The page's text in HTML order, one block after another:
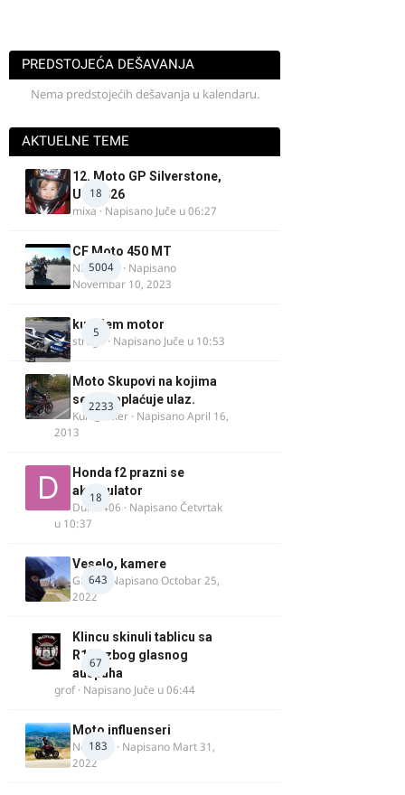
PREDSTOJEĆA DEŠAVANJA
Nema predstojećih dešavanja u kalendaru.
AKTUELNE TEME
18
12. Moto GP Silverstone,
UK, 2026
mixa · Napisano Juče u 06:27
5004
CF Moto 450 MT
NIKOLA 1
· Napisano
Novembar 10, 2023
5
kupujem motor
strugo · Napisano Juče u 10:53
2233
Moto Skupovi na kojima
se ne naplaćuje ulaz.
Kum_Mixer · NapisanoApril 16,
2013
18
Honda f2 prazni se
akomulator
Dule1406 · NapisanoČetvrtak
u 10:37
643
Veselo, kamere
GR 46· NapisanoOctobar 25,
2022
67
Klincu skinuli tablicu sa
R125 zbog glasnog
auspuha
grof· Napisano Juče u 06:44
183
Moto influenseri
Nolanka · Napisano Mart 31,
2022